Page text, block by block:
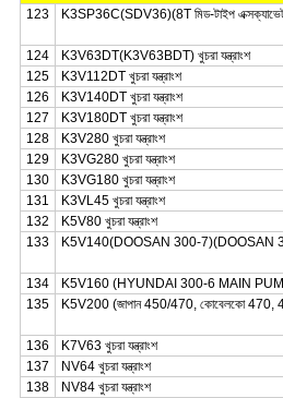
123
K3SP36C(SDV36)(8T মিড-টাইপ এক্সক্যাভেটর
124
K3V63DT(K3V63BDT) খুচরা যন্ত্রাংশ
125
K3V112DT খুচরা যন্ত্রাংশ
126
K3V140DT খুচরা যন্ত্রাংশ
127
K3V180DT খুচরা যন্ত্রাংশ
128
K3V280 খুচরা যন্ত্রাংশ
129
K3VG280 খুচরা যন্ত্রাংশ
130
K3VG180 খুচরা যন্ত্রাংশ
131
K3VL45 খুচরা যন্ত্রাংশ
132
K5V80 খুচরা যন্ত্রাংশ
133
K5V140(DOOSAN 300-7)(DOOSAN
134
K5V160 (HYUNDAI 300-6 MAIN
135
K5V200 (জাপান 450/470, কোবেলকো 470, 480
136
K7V63 খুচরা যন্ত্রাংশ
137
NV64 খুচরা যন্ত্রাংশ
138
NV84 খুচরা যন্ত্রাংশ